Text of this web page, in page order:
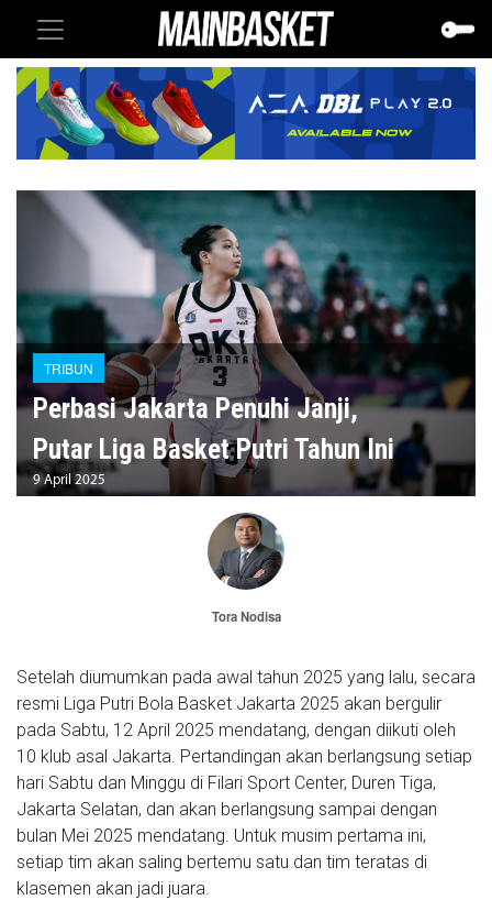
TRIBUN
Perbasi Jakarta Penuhi Janji,
Putar Liga Basket Putri Tahun Ini
9 April 2025
Tora Nodisa
Setelah diumumkan pada awal tahun 2025 yang lalu, secara
resmi Liga Putri Bola Basket Jakarta 2025 akan bergulir
pada Sabtu, 12 April 2025 mendatang, dengan diikuti oleh
10 klub asal Jakarta. Pertandingan akan berlangsung setiap
hari Sabtu dan Minggu di Filari Sport Center, Duren Tiga,
Jakarta Selatan, dan akan berlangsung sampai dengan
bulan Mei 2025 mendatang. Untuk musim pertama ini,
setiap tim akan saling bertemu satu dan tim teratas di
klasemen akan jadi juara.